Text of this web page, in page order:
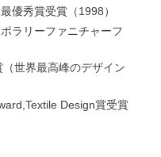
優秀賞受賞
1998
ラリーファニチャーフ
世界最高峰のデザイン
Design賞受賞